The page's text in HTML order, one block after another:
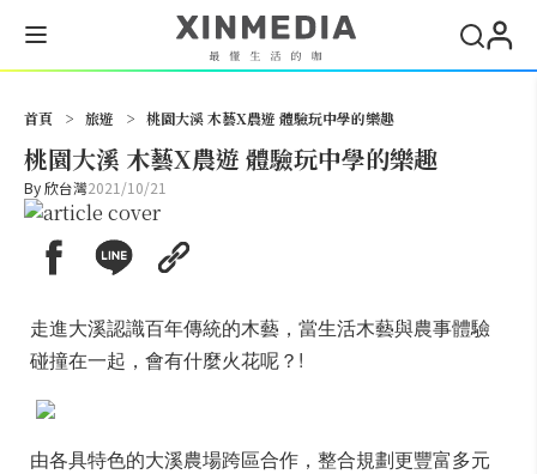
首頁 > 旅遊 > 桃園大溪 木藝X農遊 體驗玩中學的樂趣
桃園大溪 木藝X農遊 體驗玩中學的樂趣
By欣台灣2021/10/21
走進大溪認識百年傳統的木藝，當生活木藝與農事體驗
碰撞在一起，會有什麼火花呢？!
由各具特色的大溪農場跨區合作，整合規劃更豐富多元